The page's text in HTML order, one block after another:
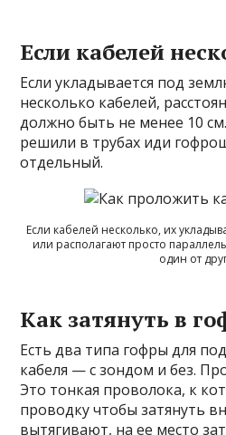
Если кабелей
Если укладывается под
несколько кабелей,
должно быть не менее 10
решили в трубах иди
отдельный.
Если кабелей несколько, их
или располагают просто
один от
Как затянуть в
Есть два типа гофры для
кабеля — с зондом и без.
Это тонкая проволока, к
проводку чтобы затянуть
вытягивают, на ее место